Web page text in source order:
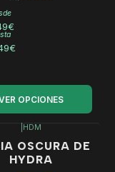
OPCIONES
HDM
OSCURA DE
HYDRA